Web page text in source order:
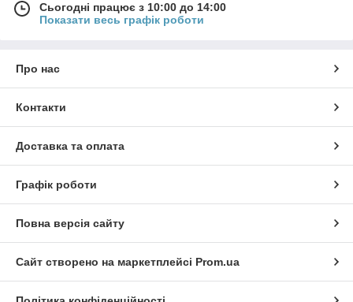
Сьогодні працює з 10:00 до 14:00
Показати весь графік роботи
Про нас
Контакти
Доставка та оплата
Графік роботи
Повна версія сайту
Сайт створено на маркетплейсі Prom.ua